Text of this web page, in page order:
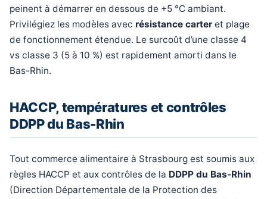
peinent à démarrer en dessous de +5 °C ambiant.
Privilégiez les modèles avec résistance carter et plage
de fonctionnement étendue. Le surcoût d’une classe 4
vs classe 3 (5 à 10 %) est rapidement amorti dans le
Bas-Rhin.
HACCP, températures et contrôles
DDPP du Bas-Rhin
Tout commerce alimentaire à Strasbourg est soumis aux
règles HACCP et aux contrôles de la DDPP du Bas-Rhin
(Direction Départementale de la Protection des